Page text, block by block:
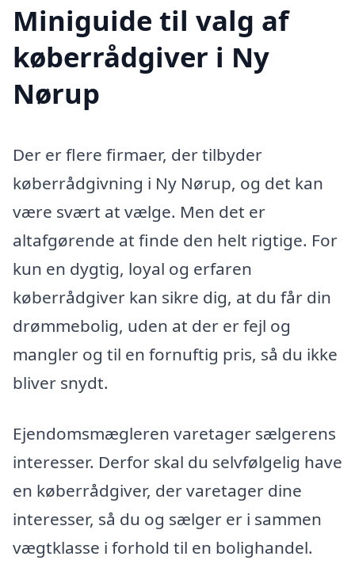
Miniguide til valg af
køberrådgiver i Ny
Nørup
Der er flere firmaer, der tilbyder
køberrådgivning i Ny Nørup, og det kan
være svært at vælge. Men det er
altafgørende at finde den helt rigtige. For
kun en dygtig, loyal og erfaren
køberrådgiver kan sikre dig, at du får din
drømmebolig, uden at der er fejl og
mangler og til en fornuftig pris, så du ikke
bliver snydt.
Ejendomsmægleren varetager sælgerens
interesser. Derfor skal du selvfølgelig have
en køberrådgiver, der varetager dine
interesser, så du og sælger er i sammen
vægtklasse i forhold til en bolighandel.